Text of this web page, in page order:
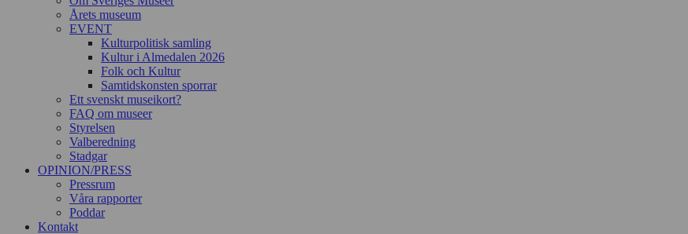
Årets museum
EVENT
Kulturpolitisk samling
Kultur i Almedalen 2026
Folk och Kultur
Samtidskonsten sporrar
Ett svenskt museikort?
FAQ om museer
Styrelsen
Valberedning
Stadgar
OPINION/PRESS
Pressrum
Våra rapporter
Poddar
Kontakt